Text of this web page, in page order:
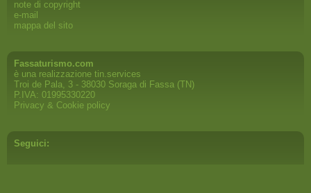
note di copyright
e-mail
mappa del sito
Fassaturismo.com
è una realizzazione tin.services
Troi de Pala, 3 - 38030 Soraga di Fassa (TN)
P.IVA: 01995330220
Privacy & Cookie policy
Seguici: